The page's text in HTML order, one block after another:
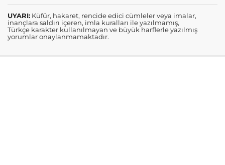
UYARI: Küfür, hakaret, rencide edici cümleler veya imalar,
inançlara saldırı içeren, imla kuralları ile yazılmamış,
Türkçe karakter kullanılmayan ve büyük harflerle yazılmış
yorumlar onaylanmamaktadır.